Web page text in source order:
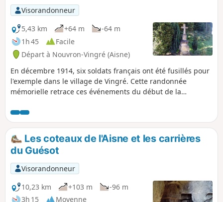
Visorandonneur
5,43 km
+64 m
-64 m
1h 45
Facile
Départ à Nouvron-Vingré (Aisne)
En décembre 1914, six soldats français ont été fusillés pour
l'exemple dans le village de Vingré. Cette randonnée
mémorielle retrace ces événements du début de la
par la retranscription de la dernière lettre de ces
malheureux et par le sobre monument qui leur rend
hommage. On passe à la Croix Brisée, puis aux ruines de la
Ferme et aux carrières de Confrécourt, qui sont autant de
témoignages de la violence inouïe de cette guerre.
Les coteaux de l'Aisne et les carrières
du Guésot
Visorandonneur
10,23 km
+103 m
-96 m
3h 15
Moyenne